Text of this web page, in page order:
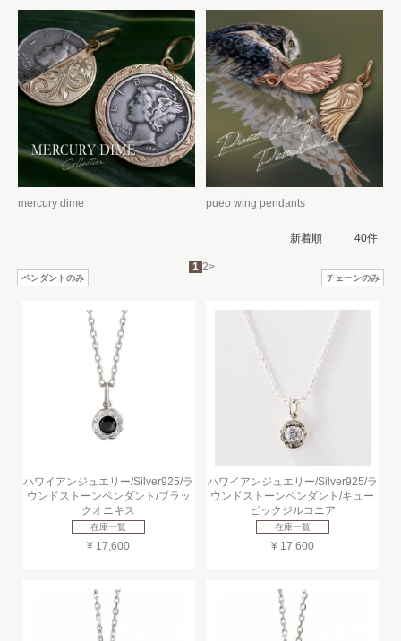
mercury dime pueo wing pendants
1 2>
ペンダントのみ チェーンのみ
ハワイアンジュエリー/Silver925/ラ
ウンドストーンペンダント/ブラッ
クオニキス
在庫一覧
¥ 17,600
ハワイアンジュエリー/Silver925/ラ
ウンドストーンペンダント/キュー
ビックジルコニア
在庫一覧
¥ 17,600